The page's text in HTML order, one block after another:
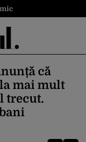
că
mai mult
trecut.